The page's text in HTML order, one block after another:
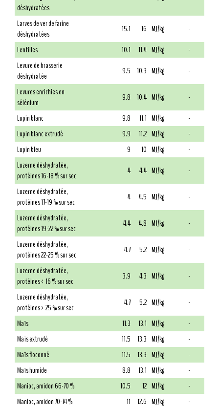
déshydratées
Larves de ver de farine
déshydratées
15.1 16 MJ/kg
-
Lentilles
10.1 11.4 MJ/kg
-
Levure de brasserie
déshydratée
9.5 10.3 MJ/kg
-
Levures enrichies en
sélénium
9.8 10.4 MJ/kg
-
Lupin blanc
9.8 11.1 MJ/kg
-
Lupin blanc extrudé
9.9 11.2 MJ/kg
-
Lupin bleu
9 10 MJ/kg
-
Luzerne déshydratée,
protéines 16-18 % sur sec
4 4.4 MJ/kg
-
Luzerne déshydratée,
protéines 17-19 % sur sec
4 4.5 MJ/kg
-
Luzerne déshydratée,
protéines 19-22 % sur sec
4.4 4.8 MJ/kg
-
Luzerne déshydratée,
protéines 22-25 % sur sec
4.7 5.2 MJ/kg
-
Luzerne déshydratée,
protéines < 16 % sur sec
3.9 4.3 MJ/kg
-
Luzerne déshydratée,
protéines > 25 % sur sec
4.7 5.2 MJ/kg
-
Maïs
11.3 13.1 MJ/kg
-
Maïs extrudé
11.5 13.3 MJ/kg
-
Maïs floconné
11.5 13.3 MJ/kg
-
Maïs humide
8.8 13.1 MJ/kg
-
Manioc, amidon 66-70 %
10.5 12 MJ/kg
-
Manioc, amidon 70-74 %
11 12.6 MJ/kg
-